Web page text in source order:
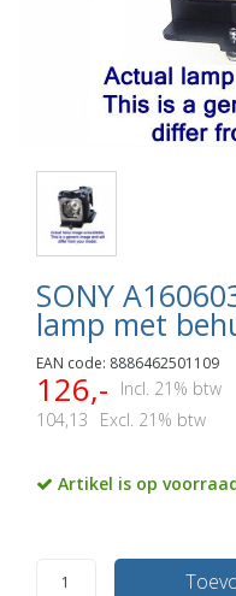
SONY
lamp met
EAN code: 8886462501109
126,-
Incl. 21% btw
104,13
Excl. 21% btw
Artikel is op